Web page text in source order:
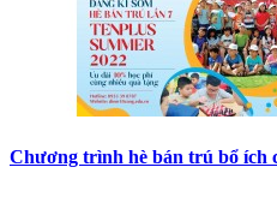
Chương trình hè bán trú bổ ích